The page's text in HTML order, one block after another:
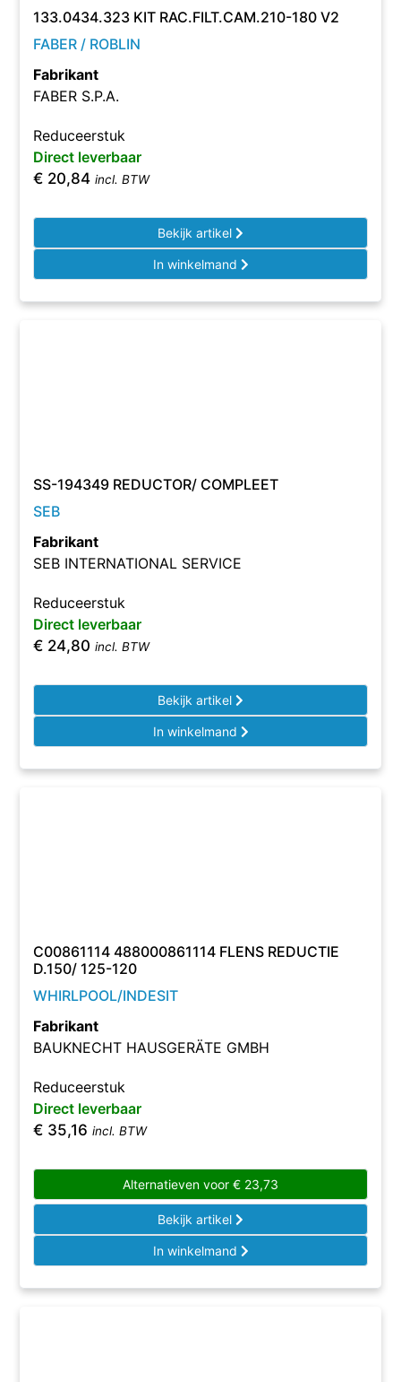
133.0434.323 KIT RAC.FILT.CAM.210-180 V2
FABER / ROBLIN
Fabrikant
FABER S.P.A.
Reduceerstuk
Direct leverbaar
€ 20,84 incl. BTW
Bekijk artikel
In winkelmand
SS-194349 REDUCTOR/ COMPLEET
SEB
Fabrikant
SEB INTERNATIONAL SERVICE
Reduceerstuk
Direct leverbaar
€ 24,80 incl. BTW
Bekijk artikel
In winkelmand
C00861114 488000861114 FLENS REDUCTIE
D.150/ 125-120
WHIRLPOOL/INDESIT
Fabrikant
BAUKNECHT HAUSGERÄTE GMBH
Reduceerstuk
Direct leverbaar
€ 35,16 incl. BTW
Alternatieven voor € 23,73
Bekijk artikel
In winkelmand